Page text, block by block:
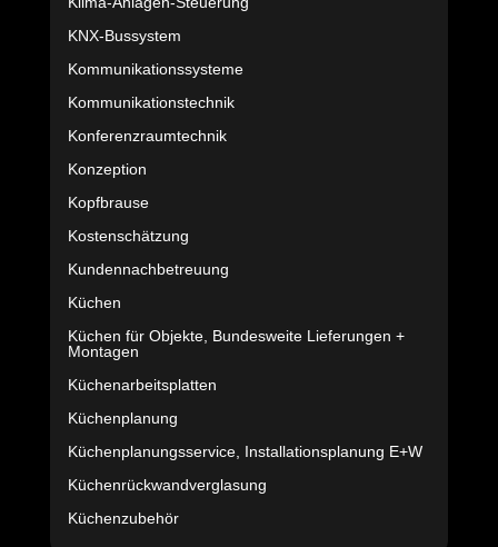
KNX-Bussystem
Kommunikationssysteme
Kommunikationstechnik
Konferenzraumtechnik
Konzeption
Kopfbrause
Kostenschätzung
Kundennachbetreuung
Küchen
Küchen für Objekte, Bundesweite Lieferungen +
Montagen
Küchenarbeitsplatten
Küchenplanung
Küchenplanungsservice, Installationsplanung E+W
Küchenrückwandverglasung
Küchenzubehör